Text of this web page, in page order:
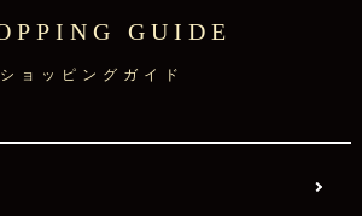
GUIDE
ショッピングガイド